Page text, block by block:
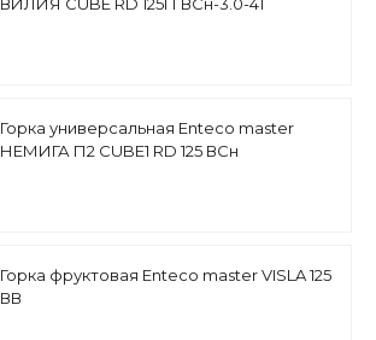
Горка универсальная Enteco master
НЕМИГА П2 CUBE1 RD 125 ВСн
Горка фруктовая Enteco master VISLA 125
ВВ